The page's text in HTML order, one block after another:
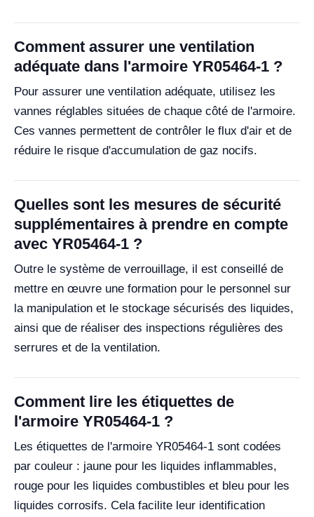
Comment assurer une ventilation
adéquate dans l'armoire YR05464-1 ?
Pour assurer une ventilation adéquate, utilisez les
vannes réglables situées de chaque côté de l'armoire.
Ces vannes permettent de contrôler le flux d'air et de
réduire le risque d'accumulation de gaz nocifs.
Quelles sont les mesures de sécurité
supplémentaires à prendre en compte
avec YR05464-1 ?
Outre le système de verrouillage, il est conseillé de
mettre en œuvre une formation pour le personnel sur
la manipulation et le stockage sécurisés des liquides,
ainsi que de réaliser des inspections régulières des
serrures et de la ventilation.
Comment lire les étiquettes de
l'armoire YR05464-1 ?
Les étiquettes de l'armoire YR05464-1 sont codées
par couleur : jaune pour les liquides inflammables,
rouge pour les liquides combustibles et bleu pour les
liquides corrosifs. Cela facilite leur identification